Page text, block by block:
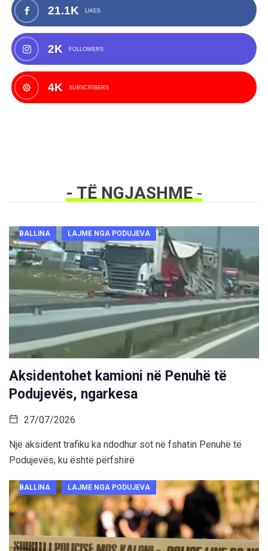
21.1K LIKES
2K FOLLOWERS
4K SUBSCRIBERS
- TË NGJASHME-
BALLINA LAJME NGA PODUJEVA
Aksidentohet kamioni në Penuhë të
Podujevës, ngarkesa
27/07/2026
Një aksident trafiku ka ndodhur sot në fshatin Penuhë të
Podujevës, ku është përfshirë
BALLINA LAJME NGA PODUJEVA